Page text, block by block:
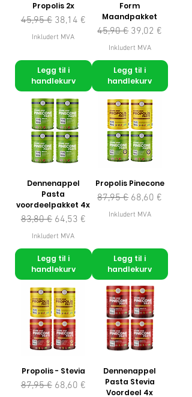
Propolis 2x
Vanlig pris
45,95 € Salgspris
38,14 €
Inkludert MVA
Legg til i
handlekurv
Form
Maandpakket
Vanlig pris
45,90 € Salgspris
39,02 €
Inkludert MVA
Legg til i
handlekurv
Dennenappel
Pasta
voordeelpakket 4x
Vanlig pris
83,80 € Salgspris
64,53 €
Inkludert MVA
Legg til i
handlekurv
Propolis Pinecone
Vanlig pris
87,95 € Salgspris
68,60 €
Inkludert MVA
Legg til i
handlekurv
Propolis - Stevia
Vanlig pris
87,95 € Salgspris
68,60 €
Dennenappel
Pasta Stevia
Voordeel 4x